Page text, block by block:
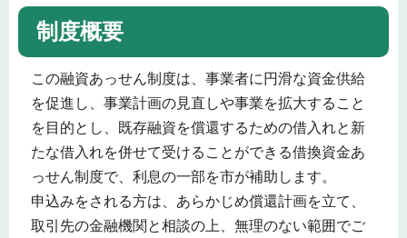
制度概要
この融資あっせん制度は、事業者に円滑な資金供給
を促進し、事業計画の見直しや事業を拡大すること
を目的とし、既存融資を償還するための借入れと新
たな借入れを併せて受けることができる借換資金あ
っせん制度で、利息の一部を市が補助します。
申込みをされる方は、あらかじめ償還計画を立て、
取引先の金融機関と相談の上、無理のない範囲でご